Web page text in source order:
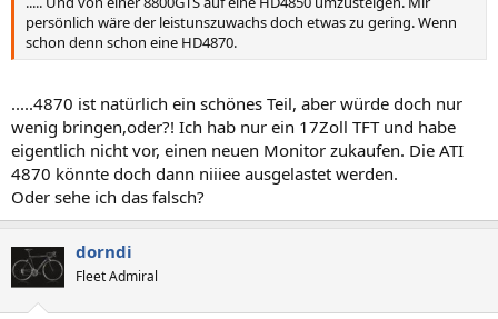
persönlich wäre der leistunszuwachs doch etwas zu gering. Wenn
schon denn schon eine HD4870.
.....4870 ist natürlich ein schönes Teil, aber würde doch nur
wenig bringen,oder?! Ich hab nur ein 17Zoll TFT und habe
eigentlich nicht vor, einen neuen Monitor zukaufen. Die ATI
4870 könnte doch dann niiiee ausgelastet werden.
Oder sehe ich das falsch?
dorndi
Fleet Admiral